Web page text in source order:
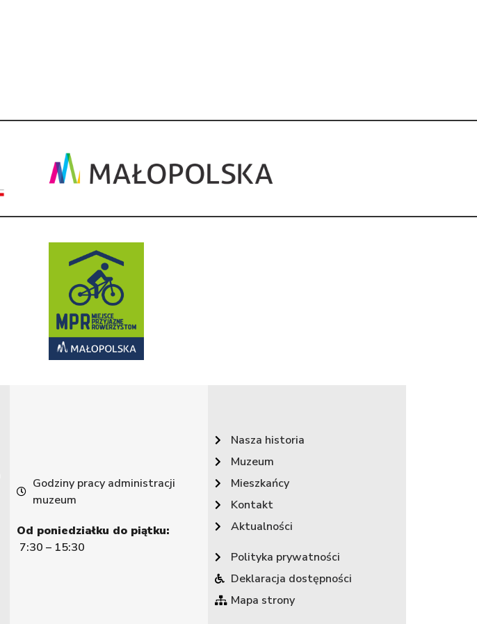
Godziny pracy administracji
muzeum
Od poniedziałku do piątku:
7:30 – 15:30
Nasza historia
Muzeum
Mieszkańcy
Kontakt
Aktualności
Polityka prywatności
Deklaracja dostępności
Mapa strony